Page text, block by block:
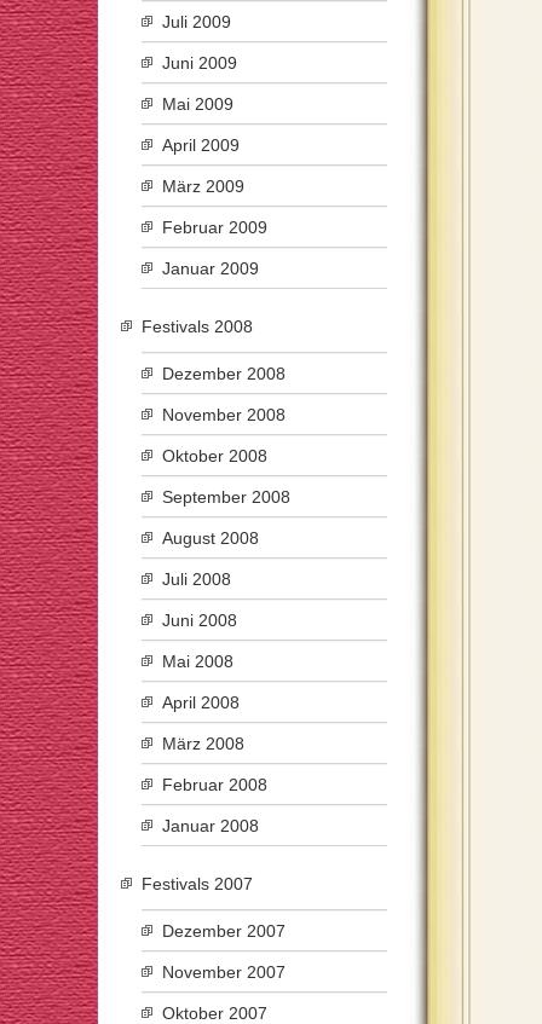
Juli 2009
Juni 2009
Mai 2009
April 2009
März 2009
Februar 2009
Januar 2009
Festivals 2008
Dezember 2008
November 2008
Oktober 2008
September 2008
August 2008
Juli 2008
Juni 2008
Mai 2008
April 2008
März 2008
Februar 2008
Januar 2008
Festivals 2007
Dezember 2007
November 2007
Oktober 2007